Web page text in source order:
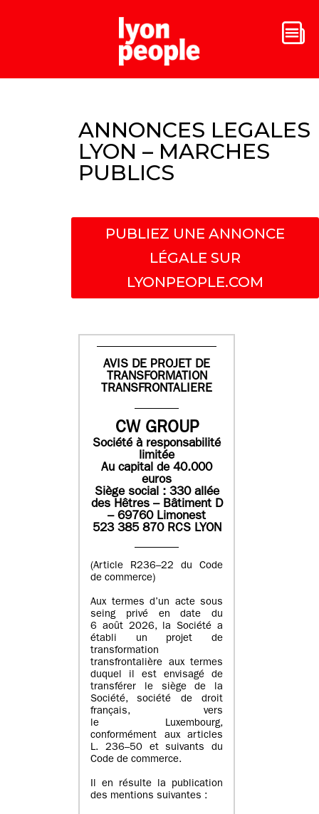
ANNONCES LEGALES
LYON – MARCHES
PUBLICS
PUBLIEZ UNE ANNONCE
LÉGALE SUR
LYONPEOPLE.COM
AVIS DE PROJET DE
TRANSFORMATION
TRANSFRONTALIERE
CW GROUP
Société à responsabilité
limitée
Au capital de 40.000
euros
Siège social : 330 allée
des Hêtres – Bâtiment D
– 69760 Limonest
523 385 870 RCS LYON
(Article R236–22 du Code
de commerce)
Aux termes d’un acte sous
seing privé en date du
6 août 2026, la Société a
établi un projet de
transformation
transfrontalière aux termes
duquel il est envisagé de
transférer le siège de la
Société, société de droit
français, vers
le Luxembourg,
conformément aux articles
L. 236–50 et suivants du
Code de commerce.
Il en résulte la publication
des mentions suivantes :